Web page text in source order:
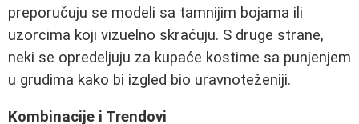
preporučuju se modeli sa tamnijim bojama ili
uzorcima koji vizuelno skraćuju. S druge strane,
neki se opredeljuju za kupaće kostime sa punjenjem
u grudima kako bi izgled bio uravnoteženiji.
Kombinacije i Trendovi